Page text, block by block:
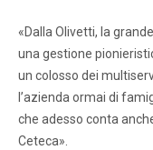
«Dalla Olivetti, la
una gestione
un colosso dei
l’azienda ormai di
che adesso conta
Ceteca».